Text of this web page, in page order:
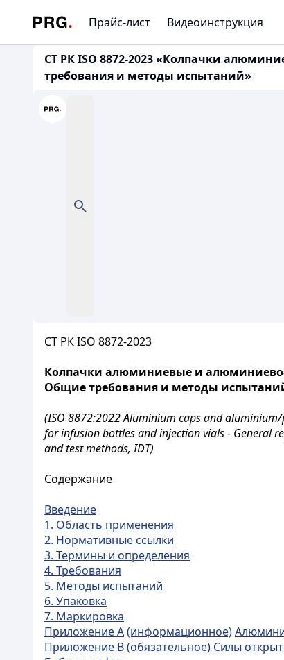
Прайс-лист Видеоинструкция
СТ РК ISO 8872-2023 «Колпачки
требования и методы испытаний»
СТ РК ISO 8872-2023
Колпачки алюминиевые и
Общие требования и методы
(ISO 8872:2022 Aluminium caps and
for infusion bottles and injection vials - General
and test methods, IDT)
Содержание
Введение
1. Область применения
2. Нормативные ссылки
3. Термины и определения
4. Требования
5. Методы испытаний
6. Упаковка
7. Маркировка
Приложение А(информационное)
Приложение В(обязательное) Силы